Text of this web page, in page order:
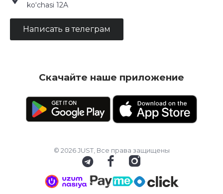
ko‘chasi 12A
Написать в телеграм
Скачайте наше приложение
© 2026 JUST, Все права защищены